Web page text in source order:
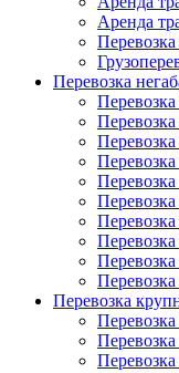
Аренда
Перевозка
Перевозка
Перевозка
Перевозка